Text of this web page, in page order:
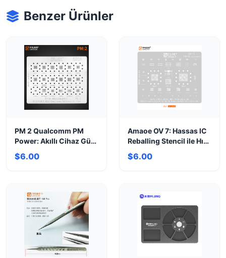
Benzer Ürünler
PM 2 Qualcomm PM
Power: Akıllı Cihaz Güç
Yönetimi Entegresi
$6.00
Amaoe OV 7: Hassas IC
Reballing Stencil ile Hızlı
Onarım
$6.00